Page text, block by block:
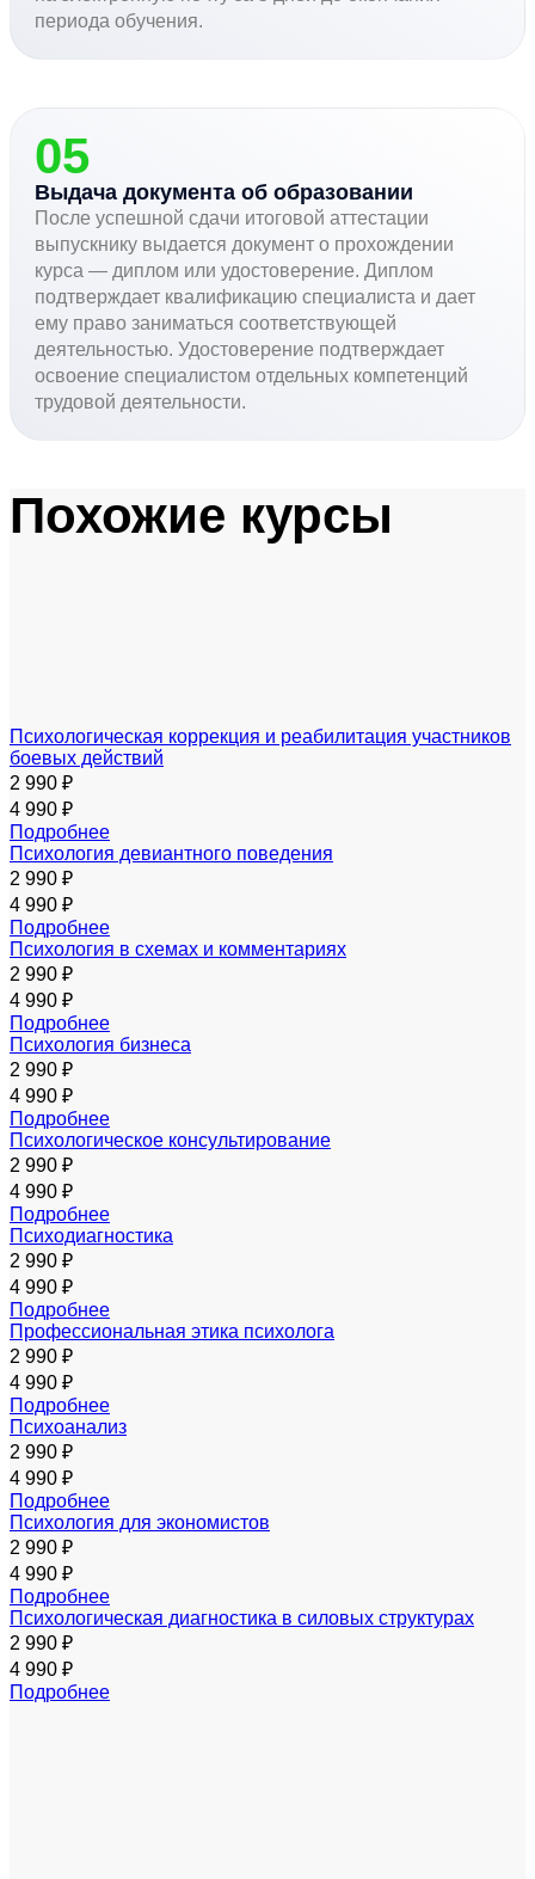
периода обучения.
05
Выдача документа об образовании
После успешной сдачи итоговой аттестации
выпускнику выдается документ о прохождении
курса — диплом или удостоверение. Диплом
подтверждает квалификацию специалиста и дает
ему право заниматься соответствующей
деятельностью. Удостоверение подтверждает
освоение специалистом отдельных компетенций
трудовой деятельности.
Похожие курсы
Психологическая коррекция и реабилитация участников
боевых действий
2 990 ₽
4 990 ₽
Подробнее
Психология девиантного поведения
2 990 ₽
4 990 ₽
Подробнее
Психология в схемах и комментариях
2 990 ₽
4 990 ₽
Подробнее
Психология бизнеса
2 990 ₽
4 990 ₽
Подробнее
Психологическое консультирование
2 990 ₽
4 990 ₽
Подробнее
Психодиагностика
2 990 ₽
4 990 ₽
Подробнее
Профессиональная этика психолога
2 990 ₽
4 990 ₽
Подробнее
Психоанализ
2 990 ₽
4 990 ₽
Подробнее
Психология для экономистов
2 990 ₽
4 990 ₽
Подробнее
Психологическая диагностика в силовых структурах
2 990 ₽
4 990 ₽
Подробнее